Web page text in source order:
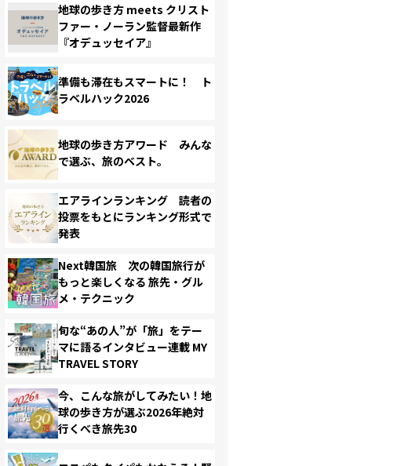
地球の歩き方 meets クリスト
ファー・ノーラン監督最新作
『オデュッセイア』
準備も滞在もスマートに！ ト
ラベルハック2026
地球の歩き方アワード みんな
で選ぶ、旅のベスト。
エアラインランキング 読者の
投票をもとにランキング形式で
発表
Next韓国旅 次の韓国旅行が
もっと楽しくなる 旅先・グル
メ・テクニック
旬な“あの人”が「旅」をテー
マに語るインタビュー連載 MY
TRAVEL STORY
今、こんな旅がしてみたい！地
球の歩き方が選ぶ2026年絶対
行くべき旅先30